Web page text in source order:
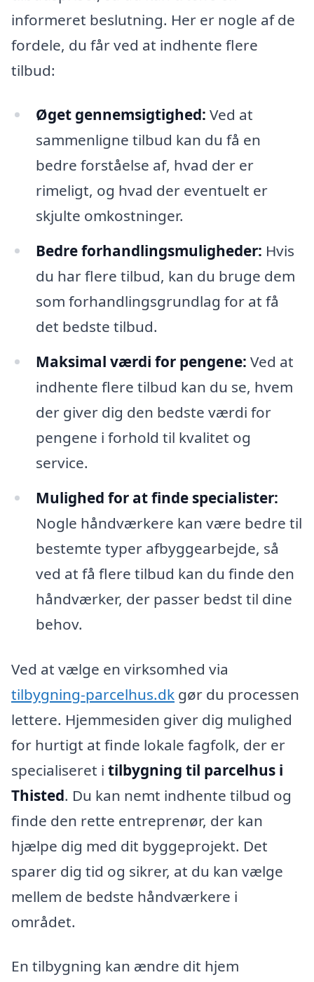
informeret beslutning. Her er nogle af de
fordele, du får ved at indhente flere
tilbud:
Øget gennemsigtighed: Ved at
sammenligne tilbud kan du få en
bedre forståelse af, hvad der er
rimeligt, og hvad der eventuelt er
skjulte omkostninger.
Bedre forhandlingsmuligheder: Hvis
du har flere tilbud, kan du bruge dem
som forhandlingsgrundlag for at få
det bedste tilbud.
Maksimal værdi for pengene: Ved at
indhente flere tilbud kan du se, hvem
der giver dig den bedste værdi for
pengene i forhold til kvalitet og
service.
Mulighed for at finde specialister:
Nogle håndværkere kan være bedre til
bestemte typer afbyggearbejde, så
ved at få flere tilbud kan du finde den
håndværker, der passer bedst til dine
behov.
Ved at vælge en virksomhed via
tilbygning-parcelhus.dk gør du processen
lettere. Hjemmesiden giver dig mulighed
for hurtigt at finde lokale fagfolk, der er
specialiseret i tilbygning til parcelhus i
Thisted. Du kan nemt indhente tilbud og
finde den rette entreprenør, der kan
hjælpe dig med dit byggeprojekt. Det
sparer dig tid og sikrer, at du kan vælge
mellem de bedste håndværkere i
området.
En tilbygning kan ændre dit hjem